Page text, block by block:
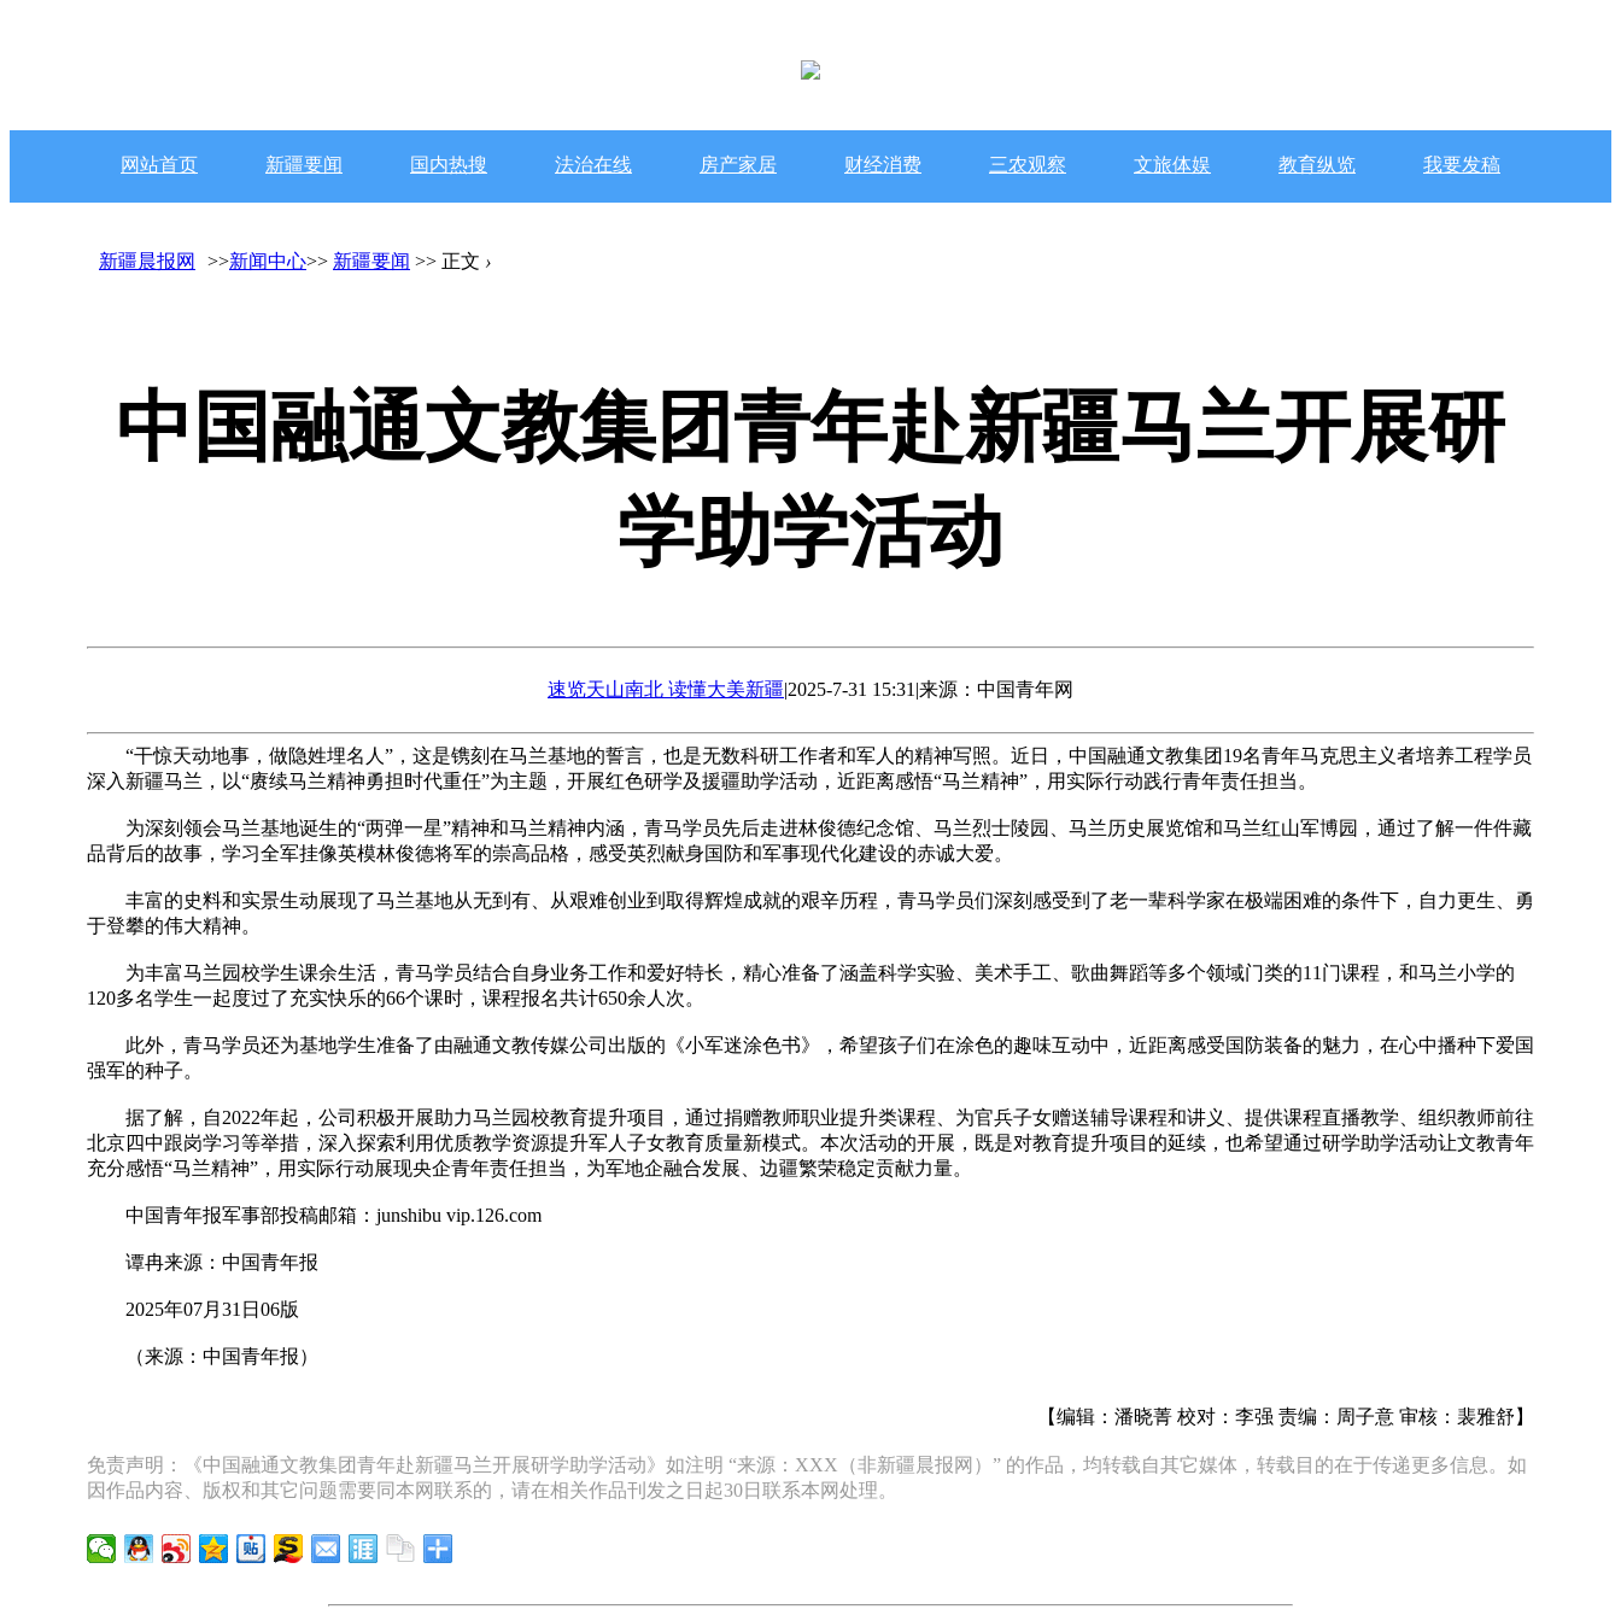
网站首页 新疆要闻 国内热搜 法治在线 房产家居 财经消费 三农观察 文旅体娱 教育纵览 我要发稿
新疆晨报网 >>新闻中心>> 新疆要闻 >> 正文 ›
中国融通文教集团青年赴新疆马兰开展研
学助学活动
速览天山南北 读懂大美新疆|2025-7-31 15:31 |来源：中国青年网
“干惊天动地事，做隐姓埋名人”，这是镌刻在马兰基地的誓言，也是无数科研工作者和军人的精神写照。近日，中国融通文教集团19名青年马克思主义者培养工程学员
深入新疆马兰，以“赓续马兰精神勇担时代重任”为主题，开展红色研学及援疆助学活动，近距离感悟“马兰精神”，用实际行动践行青年责任担当。
为深刻领会马兰基地诞生的“两弹一星”精神和马兰精神内涵，青马学员先后走进林俊德纪念馆、马兰烈士陵园、马兰历史展览馆和马兰红山军博园，通过了解一件件藏
品背后的故事，学习全军挂像英模林俊德将军的崇高品格，感受英烈献身国防和军事现代化建设的赤诚大爱。
丰富的史料和实景生动展现了马兰基地从无到有、从艰难创业到取得辉煌成就的艰辛历程，青马学员们深刻感受到了老一辈科学家在极端困难的条件下，自力更生、勇
于登攀的伟大精神。
为丰富马兰园校学生课余生活，青马学员结合自身业务工作和爱好特长，精心准备了涵盖科学实验、美术手工、歌曲舞蹈等多个领域门类的11门课程，和马兰小学的
120多名学生一起度过了充实快乐的66个课时，课程报名共计650余人次。
此外，青马学员还为基地学生准备了由融通文教传媒公司出版的《小军迷涂色书》，希望孩子们在涂色的趣味互动中，近距离感受国防装备的魅力，在心中播种下爱国
强军的种子。
据了解，自2022年起，公司积极开展助力马兰园校教育提升项目，通过捐赠教师职业提升类课程、为官兵子女赠送辅导课程和讲义、提供课程直播教学、组织教师前往
北京四中跟岗学习等举措，深入探索利用优质教学资源提升军人子女教育质量新模式。本次活动的开展，既是对教育提升项目的延续，也希望通过研学助学活动让文教青年
充分感悟“马兰精神”，用实际行动展现央企青年责任担当，为军地企融合发展、边疆繁荣稳定贡献力量。
中国青年报军事部投稿邮箱：junshibu vip.126.com
谭冉来源：中国青年报
2025年07月31日06版
（来源：中国青年报）
【编辑：潘晓菁 校对：李强 责编：周子意 审核：裴雅舒】
免责声明：《中国融通文教集团青年赴新疆马兰开展研学助学活动》如注明 “来源：XXX（非新疆晨报网）” 的作品，均转载自其它媒体，转载目的在于传递更多信息。如
因作品内容、版权和其它问题需要同本网联系的，请在相关作品刊发之日起30日联系本网处理。